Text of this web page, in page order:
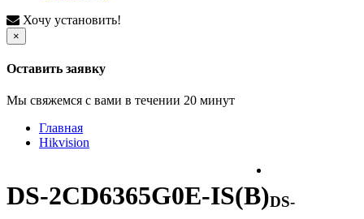
Хочу установить!
×
Оставить заявку
Мы свяжемся с вами в течении 20 минут
Главная
Hikvision
DS-2CD6365G0E-IS(B)DS-